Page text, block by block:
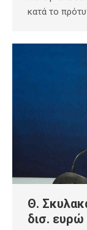
κατά το
Θ.
δισ.